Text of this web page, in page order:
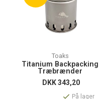
Toaks
Titanium Backpacking
Træbrænder
DKK343,20
På lager